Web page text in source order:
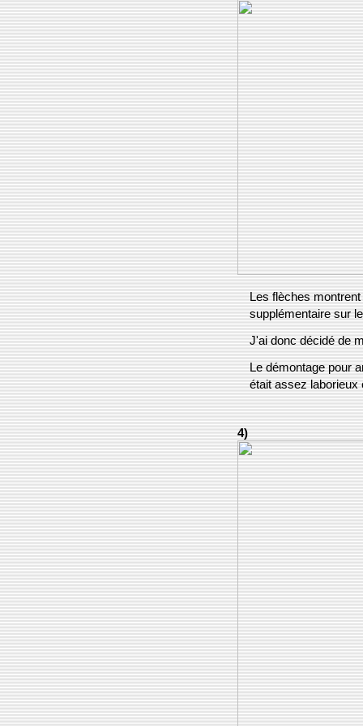
Les flèches
supplémentaire sur
J'ai donc décidé de
Le démontage pour
était assez laborieux
4)